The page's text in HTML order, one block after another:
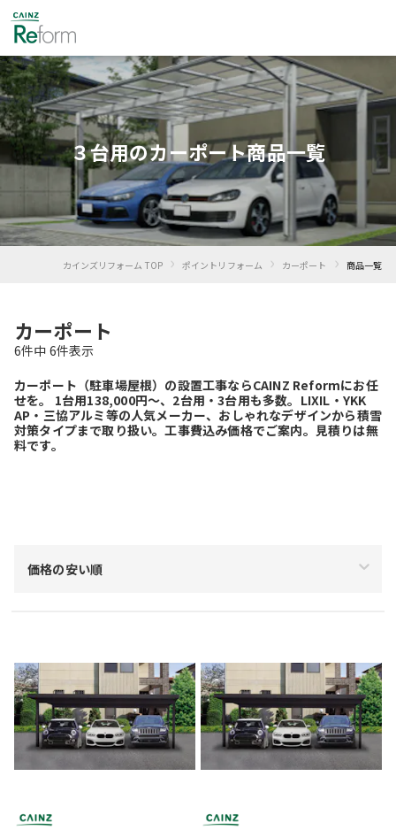
３台用のカーポート商品一覧
カインズリフォーム TOP › ポイントリフォーム › カーポート › 商品一覧
カーポート
6件中 6件表示
カーポート（駐車場屋根）の設置工事ならCAINZ Reformにお任
せを。 1台用138,000円～、2台用・3台用も多数。LIXIL・YKK
AP・三協アルミ等の人気メーカー、おしゃれなデザインから積雪
対策タイプまで取り扱い。工事費込み価格でご案内。見積りは無
料です。
価格の安い順